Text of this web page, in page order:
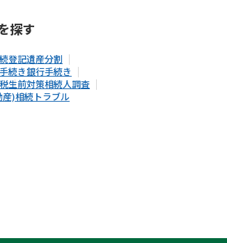
探す
登記遺産分割
続き銀行手続き
生前対策相続人調査
産)相続トラブル